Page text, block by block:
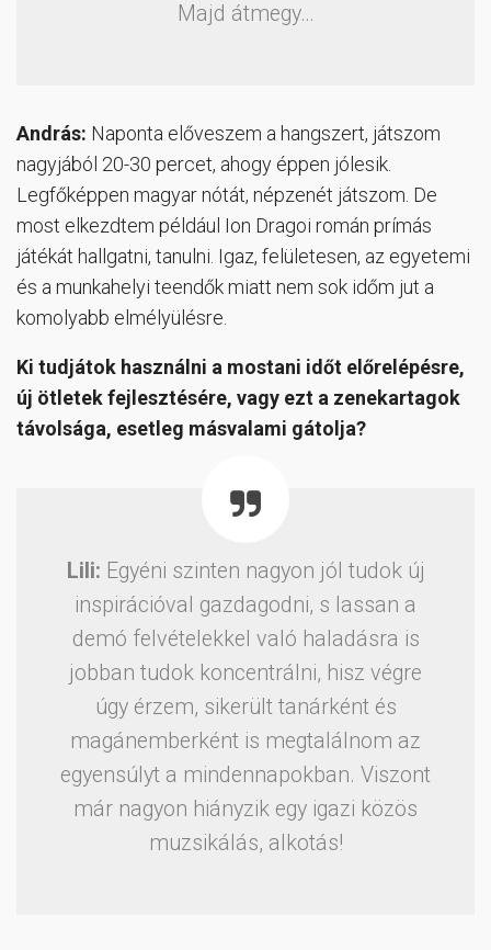
Majd átmegy…
András: Naponta előveszem a hangszert, játszom
nagyjából 20-30 percet, ahogy éppen jólesik.
Legfőképpen magyar nótát, népzenét játszom. De
most elkezdtem például Ion Dragoi román prímás
játékát hallgatni, tanulni. Igaz, felületesen, az egyetemi
és a munkahelyi teendők miatt nem sok időm jut a
komolyabb elmélyülésre.
Ki tudjátok használni a mostani időt előrelépésre,
új ötletek fejlesztésére, vagy ezt a zenekartagok
távolsága, esetleg másvalami gátolja?
Lili: Egyéni szinten nagyon jól tudok új
inspirációval gazdagodni, s lassan a
demó felvételekkel való haladásra is
jobban tudok koncentrálni, hisz végre
úgy érzem, sikerült tanárként és
magánemberként is megtalálnom az
egyensúlyt a mindennapokban. Viszont
már nagyon hiányzik egy igazi közös
muzsikálás, alkotás!